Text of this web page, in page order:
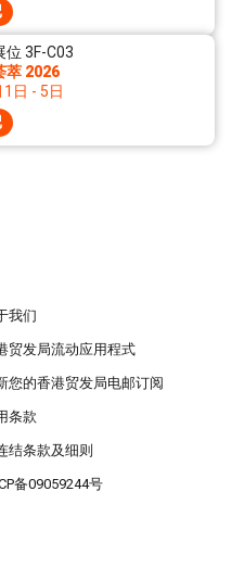
位 3F-C03
萃 2026
日 - 5日
我们
贸发局流动应用程式
您的香港贸发局电邮订阅
条款
结条款及细则
备09059244号